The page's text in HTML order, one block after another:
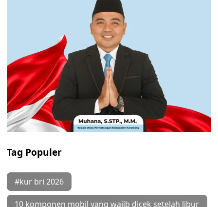
Tag Populer
#kur bri 2026
10 komponen mobil yang wajib dicek setelah libur